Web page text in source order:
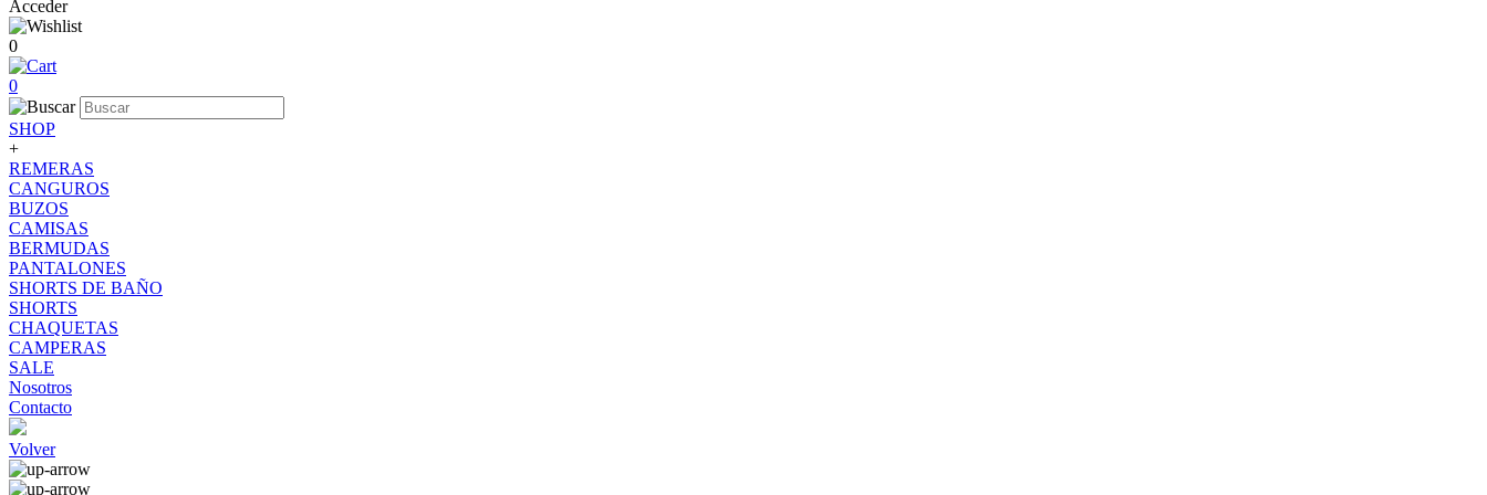
Acceder
0
0
SHOP
+
REMERAS
CANGUROS
BUZOS
CAMISAS
BERMUDAS
PANTALONES
SHORTS DE BAÑO
SHORTS
CHAQUETAS
CAMPERAS
SALE
Nosotros
Contacto
Volver